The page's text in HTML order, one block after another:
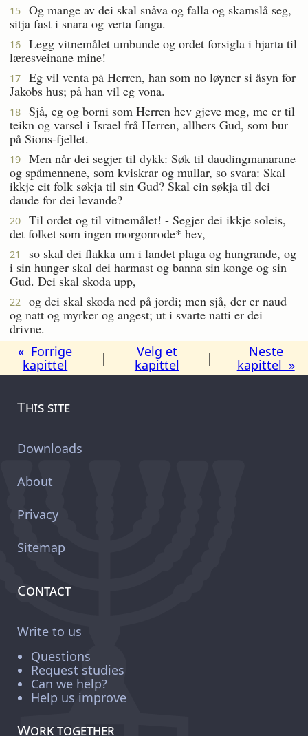
15
Og mange av dei skal snåva og falla og skamslå seg,
sitja fast i snara og verta fanga.
16
Legg vitnemålet umbunde og ordet forsigla i hjarta til
læresveinane mine!
17
Eg vil venta på Herren, han som no løyner si åsyn for
Jakobs hus; på han vil eg vona.
18
Sjå, eg og borni som Herren hev gjeve meg, me er til
teikn og varsel i Israel frå Herren, allhers Gud, som bur
på Sions-fjellet.
19
Men når dei segjer til dykk: Søk til daudingmanarane
og spåmennene, som kviskrar og mullar, so svara: Skal
ikkje eit folk søkja til sin Gud? Skal ein søkja til dei
daude for dei levande?
20
Til ordet og til vitnemålet! - Segjer dei ikkje soleis,
det folket som ingen morgonrode* hev,
21
so skal dei flakka um i landet plaga og hungrande, og
i sin hunger skal dei harmast og banna sin konge og sin
Gud. Dei skal skoda upp,
22
og dei skal skoda ned på jordi; men sjå, der er naud
og natt og myrker og angest; ut i svarte natti er dei
drivne.
« Forrige
kapittel
|
Velg et
kapittel
|
Neste
kapittel »
This site
Downloads
About
Privacy
Sitemap
Contact
Write to us
Questions
Request studies
Can we help?
Help us improve
Work together